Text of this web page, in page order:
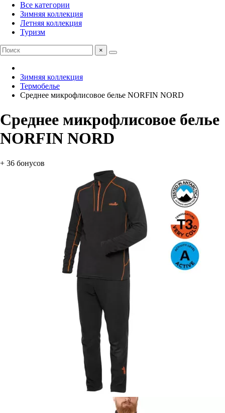
Все категории
Зимняя коллекция
Летняя коллекция
Туризм
×
Зимняя коллекция
Термобелье
Среднее микрофлисовое белье NORFIN NORD
Среднее микрофлисовое белье
NORFIN NORD
+ 36 бонусов